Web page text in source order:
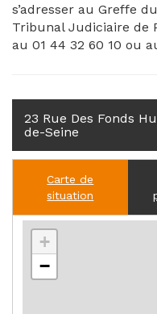
s’adresser au Greffe
Tribunal Judiciaire de
au 01 44 32 60 10 ou
23 Rue Des Fonds
de-Seine
Carte de
situation
+
−